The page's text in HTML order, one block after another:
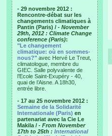
- 29 novembre 2012 :
Rencontre-débat sur les
changements climatiques à
Pantin (Paris) / - November
29th, 2012 : Climate Change
conference (Paris):
"Le changement
climatique: où en sommes-
nous?" avec Hervé Le Treut,
climatologue, membre du
GIEC. Salle polyvalente de
l’Ecole Saint-Exupéry - 40,
quai de l’Aisne. A 18h30,
entrée libre.
- 17 au 25 novembre 2012 :
Semaine de la Solidarité
Internationale (Paris) en
partenariat avec la Cie Le
Makila / - From November
17th to 25th : International